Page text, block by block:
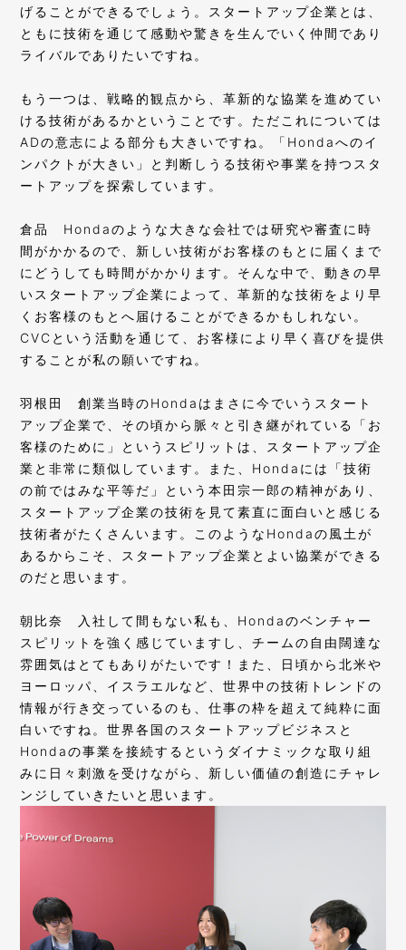
げることができるでしょう。スタートアップ企業とは、
ともに技術を通じて感動や驚きを生んでいく仲間であり
ライバルでありたいですね。
もう一つは、戦略的観点から、革新的な協業を進めてい
ける技術があるかということです。ただこれについては
ADの意志による部分も大きいですね。「Hondaへのイ
ンパクトが大きい」と判断しうる技術や事業を持つスタ
ートアップを探索しています。
倉品
Hondaのような大きな会社では研究や審査に時
間がかかるので、新しい技術がお客様のもとに届くまで
にどうしても時間がかかります。そんな中で、動きの早
いスタートアップ企業によって、革新的な技術をより早
くお客様のもとへ届けることができるかもしれない。
CVCという活動を通じて、お客様により早く喜びを提供
することが私の願いですね。
羽根田
創業当時のHondaはまさに今でいうスタート
アップ企業で、その頃から脈々と引き継がれている「お
客様のために」というスピリットは、スタートアップ企
業と非常に類似しています。また、Hondaには「技術
の前ではみな平等だ」という本田宗一郎の精神があり、
スタートアップ企業の技術を見て素直に面白いと感じる
技術者がたくさんいます。このようなHondaの風土が
あるからこそ、スタートアップ企業とよい協業ができる
のだと思います。
朝比奈
入社して間もない私も、Hondaのベンチャー
スピリットを強く感じていますし、チームの自由闊達な
雰囲気はとてもありがたいです！また、日頃から北米や
ヨーロッパ、イスラエルなど、世界中の技術トレンドの
情報が行き交っているのも、仕事の枠を超えて純粋に面
白いですね。世界各国のスタートアップビジネスと
Hondaの事業を接続するというダイナミックな取り組
みに日々刺激を受けながら、新しい価値の創造にチャレ
ンジしていきたいと思います。